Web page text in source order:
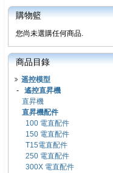
購物籃
您尚未選購任何商品.
商品目錄
遥控模型
- 遙控直昇機
直昇機
直昇機配件
100 電直配件
150 電直配件
T15電直配件
250 電直配件
300X 電直配件